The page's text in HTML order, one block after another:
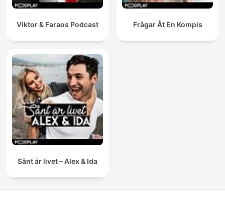
Viktor & Faraos Podcast Frågar Åt En Kompis
Sånt är livet – Alex & Ida